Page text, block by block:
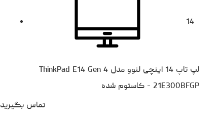
14
لپ تاپ 14 اینچی لنوو مدل ThinkPad E14 Gen 4
21E300BFGP - کاستوم شده
تماس بگیرید